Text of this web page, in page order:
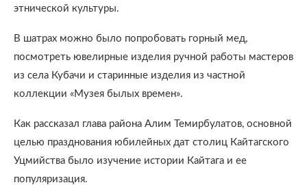
этнической культуры.
В шатрах можно было попробовать горный мед,
посмотреть ювелирные изделия ручной работы мастеров
из села Кубачи и старинные изделия из частной
коллекции «Музея былых времен».
Как рассказал глава района Алим Темирбулатов, основной
целью празднования юбилейных дат столиц Кайтагского
Уцмийства было изучение истории Кайтага и ее
популяризация.